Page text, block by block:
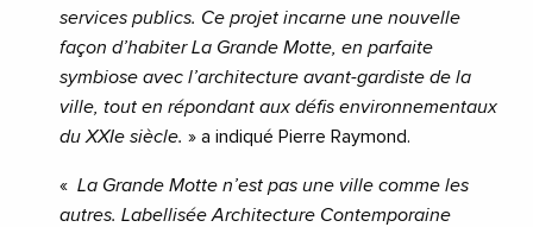
services publics. Ce projet incarne une nouvelle
façon d’habiter La Grande Motte, en parfaite
symbiose avec l’architecture avant-gardiste de la
ville, tout en répondant aux défis environnementaux
du XXIe siècle. » a indiqué Pierre Raymond.
« La Grande Motte n’est pas une ville comme les
autres. Labellisée Architecture Contemporaine